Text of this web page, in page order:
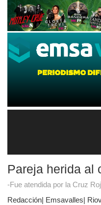
Pareja herida al
-Fue atendida por la Cruz
Redacción| Emsavalles|